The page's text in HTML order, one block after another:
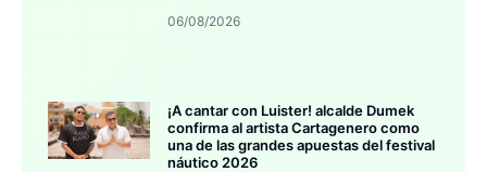
06/08/2026
¡A cantar con Luister! alcalde Dumek
confirma al artista Cartagenero como
una de las grandes apuestas del festival
náutico 2026